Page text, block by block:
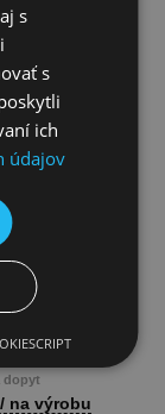
Zn - drôt Ø
dopyt
na výrobu
s
s
ich
údajov